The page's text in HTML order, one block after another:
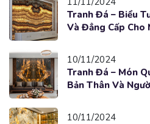
Tranh Đá – Biểu
Và Đẳng Cấp Cho
10/11/2024
Tranh Đá – Món
Bản Thân Và
10/11/2024